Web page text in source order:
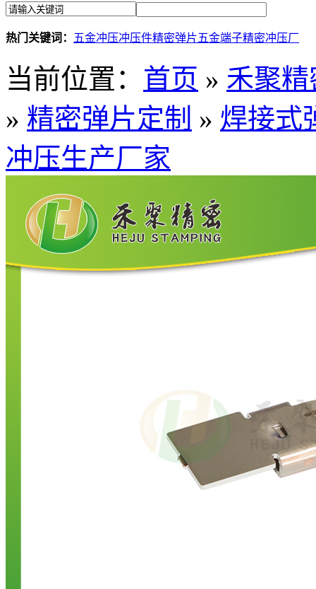
热门关键词： 五金冲压冲压件精密弹片五金端子精密冲压厂
当前位置： 首页 » 禾聚
» 精密弹片定制 » 焊接式
冲压生产厂家